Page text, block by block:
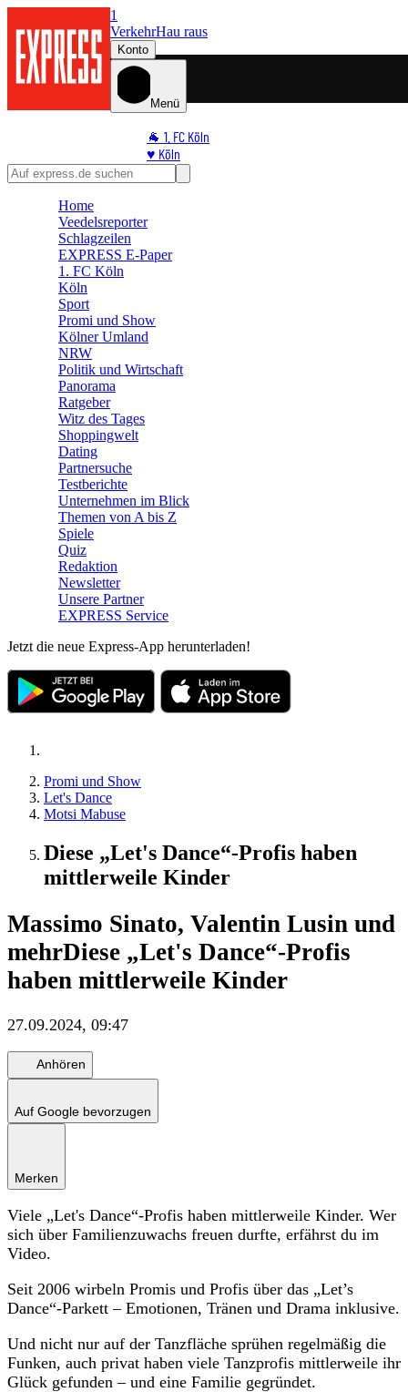
1
VerkehrHau raus
Konto
Menü
🐐 1. FC Köln
♥️ Köln
⭐ Promi
🛒 Shoppingwelt
Home
Veedelsreporter
Schlagzeilen
EXPRESS E-Paper
1. FC Köln
Köln
Sport
Promi und Show
Kölner Umland
NRW
Politik und Wirtschaft
Panorama
Ratgeber
Witz des Tages
Shoppingwelt
Dating
Partnersuche
Testberichte
Unternehmen im Blick
Themen von A bis Z
Spiele
Quiz
Redaktion
Newsletter
Unsere Partner
EXPRESS Service
Jetzt die neue Express-App herunterladen!
Promi und Show
Let's Dance
Motsi Mabuse
Diese „Let's Dance“-Profis haben
mittlerweile Kinder
Massimo Sinato, Valentin Lusin und
mehrDiese „Let's Dance“-Profis
haben mittlerweile Kinder
27.09.2024, 09:47
Anhören
Auf Google bevorzugen
Merken
Viele „Let's Dance“-Profis haben mittlerweile Kinder. Wer
sich über Familienzuwachs freuen durfte, erfährst du im
Video.
Seit 2006 wirbeln Promis und Profis über das „Let’s
Dance“-Parkett – Emotionen, Tränen und Drama inklusive.
Und nicht nur auf der Tanzfläche sprühen regelmäßig die
Funken, auch privat haben viele Tanzprofis mittlerweile ihr
Glück gefunden – und eine Familie gegründet.